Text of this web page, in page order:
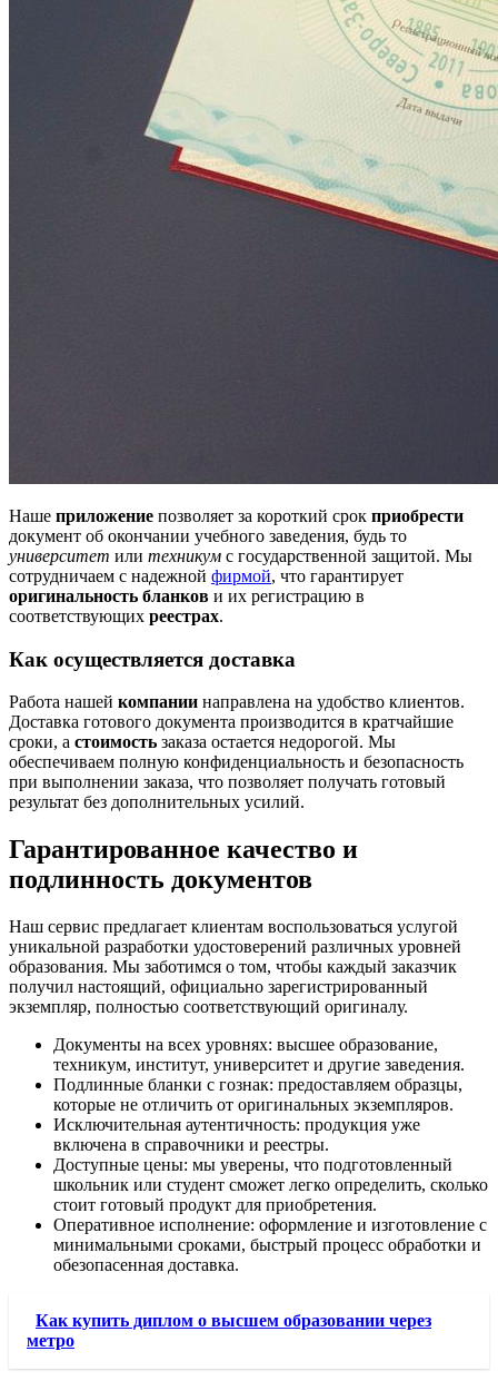
Наше приложение позволяет за короткий срок приобрести
документ об окончании учебного заведения, будь то
университет или техникум с государственной защитой. Мы
сотрудничаем с надежной фирмой, что гарантирует
оригинальность бланков и их регистрацию в
соответствующих реестрах.
Как осуществляется доставка
Работа нашей компании направлена на удобство клиентов.
Доставка готового документа производится в кратчайшие
сроки, а стоимость заказа остается недорогой. Мы
обеспечиваем полную конфиденциальность и безопасность
при выполнении заказа, что позволяет получать готовый
результат без дополнительных усилий.
Гарантированное качество и
подлинность документов
Наш сервис предлагает клиентам воспользоваться услугой
уникальной разработки удостоверений различных уровней
образования. Мы заботимся о том, чтобы каждый заказчик
получил настоящий, официально зарегистрированный
экземпляр, полностью соответствующий оригиналу.
Документы на всех уровнях: высшее образование,
техникум, институт, университет и другие заведения.
Подлинные бланки с гознак: предоставляем образцы,
которые не отличить от оригинальных экземпляров.
Исключительная аутентичность: продукция уже
включена в справочники и реестры.
Доступные цены: мы уверены, что подготовленный
школьник или студент сможет легко определить, сколько
стоит готовый продукт для приобретения.
Оперативное исполнение: оформление и изготовление с
минимальными сроками, быстрый процесс обработки и
обезопасенная доставка.
Как купить диплом о высшем образовании через
метро